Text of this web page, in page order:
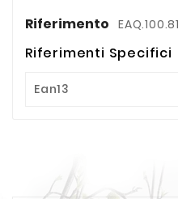
Riferimento EAQ.100.81
Riferimenti Specifici
Ean13